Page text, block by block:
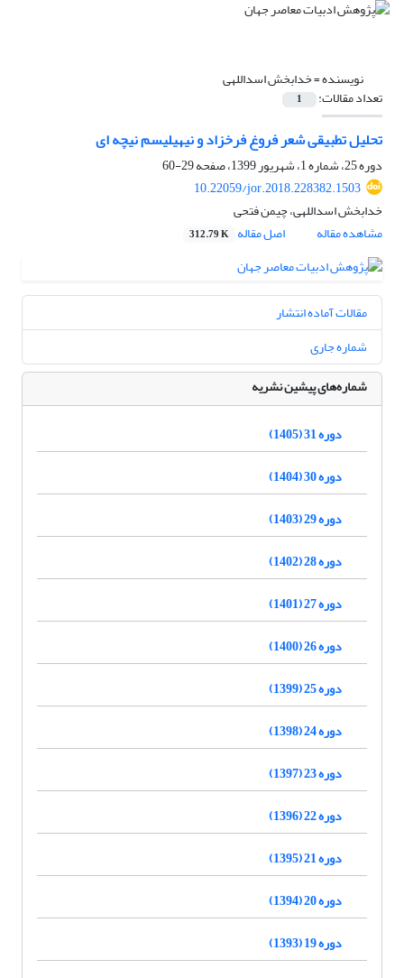
نویسنده =خدابخش اسداللهی
تعداد مقالات: 1
تحلیل تطبیقی شعر فروغ فرخزاد و نیهیلیسم نیچه ای
دوره 25، شماره 1، شهریور 1399، صفحه
29-60
10.22059/jor.2018.228382.1503
خدابخش اسداللهی، چیمن فتحی
مشاهده مقاله
اصل مقاله 312.79 K
مقالات آماده انتشار
شماره جاری
شماره‌های پیشین نشریه
دوره 31 (1405)
دوره 30 (1404)
دوره 29 (1403)
دوره 28 (1402)
دوره 27 (1401)
دوره 26 (1400)
دوره 25 (1399)
دوره 24 (1398)
دوره 23 (1397)
دوره 22 (1396)
دوره 21 (1395)
دوره 20 (1394)
دوره 19 (1393)